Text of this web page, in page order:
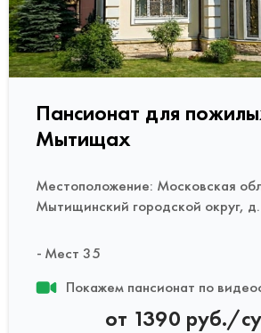
Пансионат для
Мытищах
Местоположение: Московская
Мытищинский городской округ,
Мест 35
Покажем пансионат по
от 1390 руб./